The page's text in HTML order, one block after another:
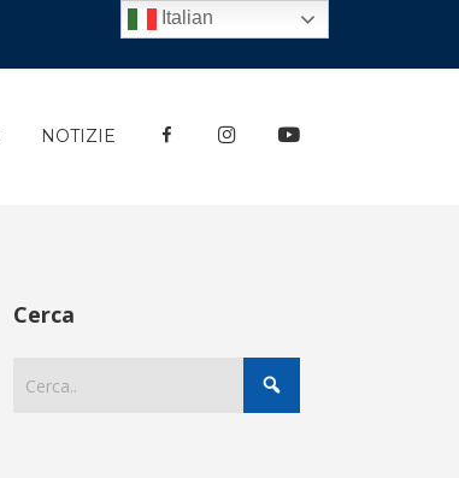
NOTIZIE FACEBOOKINSTAGRAMYOUTUBE
Cerca
Italian